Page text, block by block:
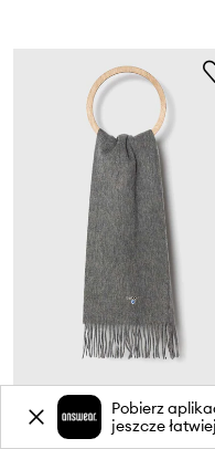
Barbour szalik wełniany
219,99 zł
Pobierz
jeszcze